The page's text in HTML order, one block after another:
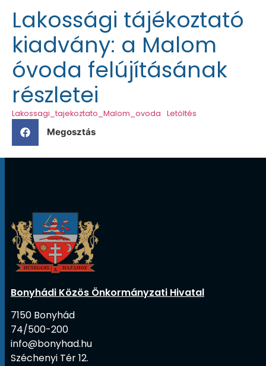
Lakossági tájékoztató
kiadvány: a Malom
óvoda felújításának
részletei
Lakossagi_tajekoztato_Malom_ovoda Letöltés
Megosztás
Bonyhádi Közös Önkormányzati Hivatal
7150 Bonyhád
74/500-200
info@bonyhad.hu
Széchenyi Tér 12.